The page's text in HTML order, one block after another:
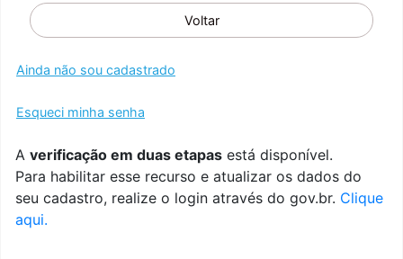
Voltar
Ainda não sou cadastrado
Esqueci minha senha
A verificação em duas etapas está disponível.
Para habilitar esse recurso e atualizar os dados do
seu cadastro, realize o login através do gov.br. Clique
aqui.